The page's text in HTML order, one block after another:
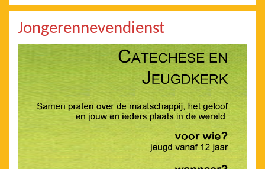
Jongerennevendienst